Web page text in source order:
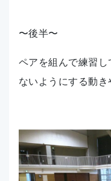
〜後半〜
ペアを組んで練習し
ないようにする動き